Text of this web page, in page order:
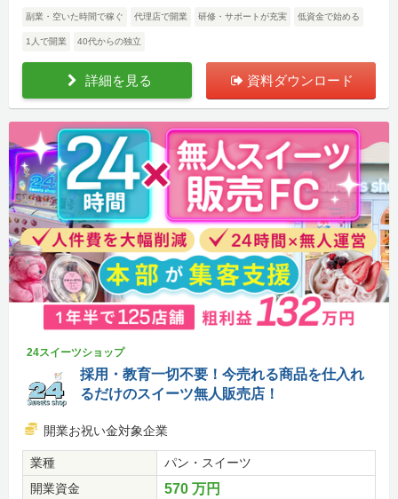
副業・空いた時間で稼ぐ 代理店で開業 研修・サポートが充実 低資金で始める
1人で開業 40代からの独立
詳細を見る 資料ダウンロード
24スイーツショップ
採用・教育一切不要！今売れる商品を仕入れ
るだけのスイーツ無人販売店！
開業お祝い金対象企業
業種
パン・スイーツ
開業資金
570 万円